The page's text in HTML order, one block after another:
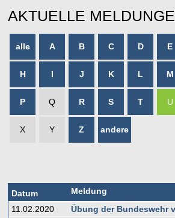
AKTUELLE
alle A B C D E
H I J K L M
P Q R S T U
X Y Z andere
Datum
Meldung
11.02.2020
Übung der Bundeswehr